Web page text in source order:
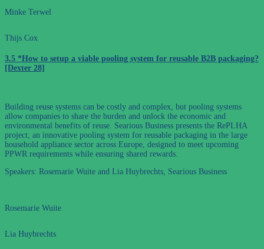
Minke Terwel
Thijs Cox
3.5 *How to setup a viable pooling system for reusable B2B packaging?
[Dexter 28]
Building reuse systems can be costly and complex, but pooling systems
allow companies to share the burden and unlock the economic and
environmental benefits of reuse. Searious Business presents the RePLHA
project, an innovative pooling system for reusable packaging in the large
household appliance sector across Europe, designed to meet upcoming
PPWR requirements while ensuring shared rewards.
Speakers: Rosemarie Wuite and Lia Huybrechts, Searious Business
Rosemarie Wuite
Lia Huybrechts